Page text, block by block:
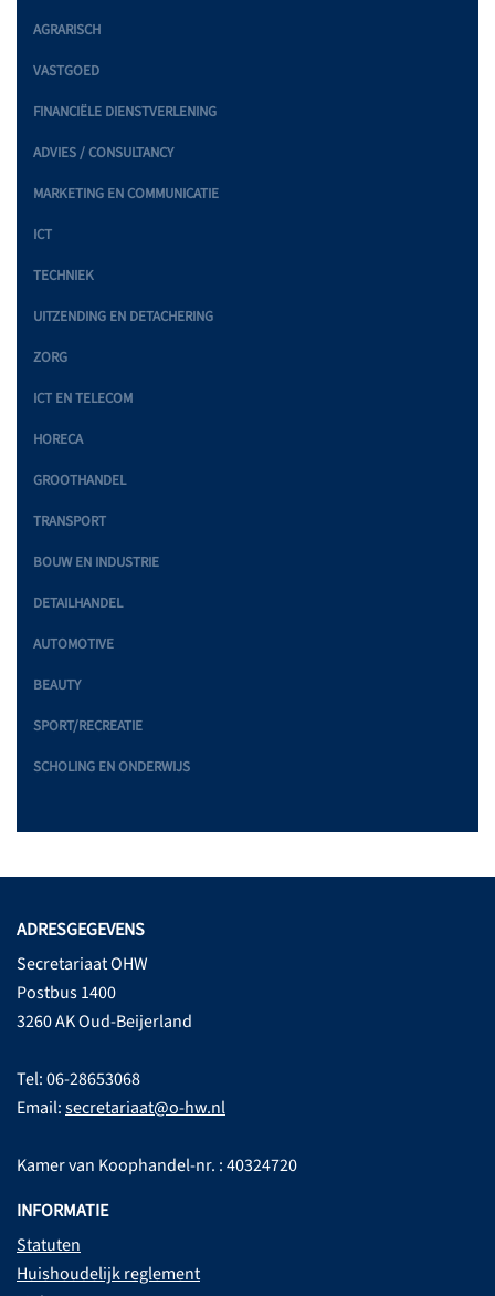
AGRARISCH
VASTGOED
FINANCIËLE DIENSTVERLENING
ADVIES / CONSULTANCY
MARKETING EN COMMUNICATIE
ICT
TECHNIEK
UITZENDING EN DETACHERING
ZORG
ICT EN TELECOM
HORECA
GROOTHANDEL
TRANSPORT
BOUW EN INDUSTRIE
DETAILHANDEL
AUTOMOTIVE
BEAUTY
SPORT/RECREATIE
SCHOLING EN ONDERWIJS
ADRESGEGEVENS
Secretariaat OHW
Postbus 1400
3260 AK Oud-Beijerland
Tel: 06-28653068
Email:secretariaat@o-hw.nl
Kamer van Koophandel-nr. : 40324720
INFORMATIE
Statuten
Huishoudelijk reglement